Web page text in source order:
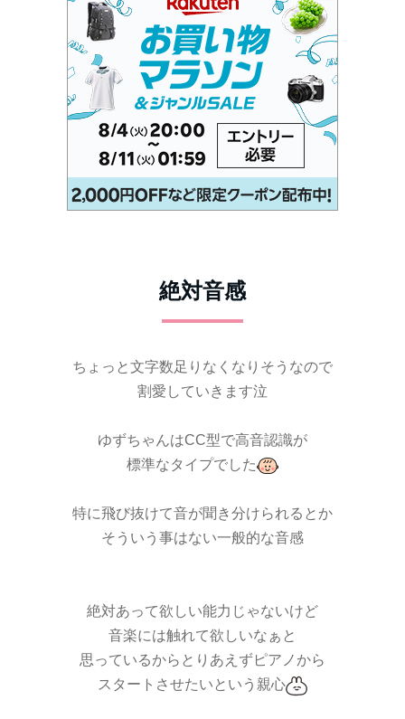
絶対音感
ちょっと文字数足りなくなりそうなので
割愛していきます泣
ゆずちゃんはCC型で高音認識が
標準なタイプでした
特に飛び抜けて音が聞き分けられるとか
そういう事はない一般的な音感
絶対あって欲しい能力じゃないけど
音楽には触れて欲しいなぁと
思っているからとりあえずピアノから
スタートさせたいという親心